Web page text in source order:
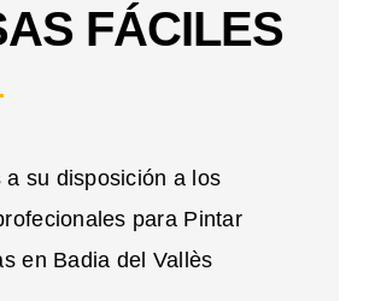
FÁCILES
a su disposición a los
para Pintar
en Badia del Vallès